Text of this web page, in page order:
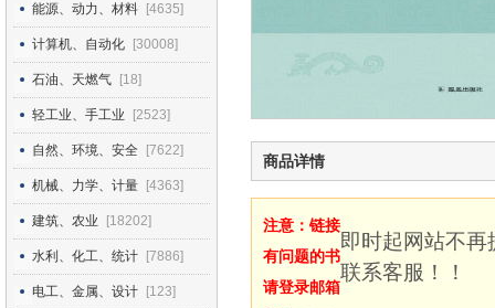
能源、动力、材料 [4635]
计算机、自动化 [30008]
石油、天燃气 [18]
轻工业、手工业 [2523]
自然、环境、安全 [7622]
机械、力学、计量 [4363]
建筑、农业 [18202]
水利、化工、统计 [7886]
电工、金属、设计 [123]
商品详情
注意：链接
有问题的书
请登录邮箱
即时起网站不
联系客服！！